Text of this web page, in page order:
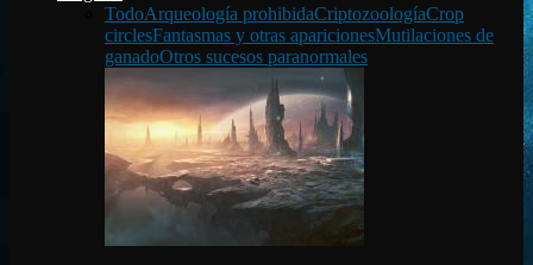
TodoArqueología prohibidaCriptozoologíaCrop
circlesFantasmas y otras aparicionesMutilaciones de
ganadoOtros sucesos paranormales